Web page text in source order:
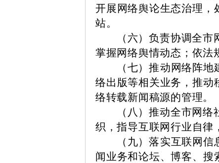
开展网络舆论生态治理，
站。
（六）负责协调全
掌握网络舆情动态；依法
（七）推动网络阵地
络出版等相关业务，推动
络转载新闻稿源的管理。
（八）推动全市网
织，指导互联网行业自律
（九）落实互联网信
闻业务和论坛、博客、搜